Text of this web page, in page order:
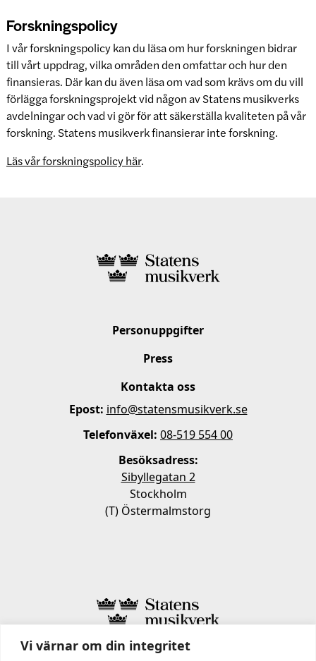
Vi värnar om din integritet
Forskningspolicy
I vår forskningspolicy kan du läsa om hur forskningen bidrar
till vårt uppdrag, vilka områden den omfattar och hur den
finansieras. Där kan du även läsa om vad som krävs om du vill
förlägga forskningsprojekt vid någon av Statens musikverks
avdelningar och vad vi gör för att säkerställa kvaliteten på vår
forskning. Statens musikverk finansierar inte forskning.
Läs vår forskningspolicy här.
Personuppgifter
Press
Kontakta oss
Epost: info@statensmusikverk.se
Telefonväxel: 08-519 554 00
Besöksadress:
Sibyllegatan 2
Stockholm
(T) Östermalmstorg
I STATENS MUSIKVERK INGÅR